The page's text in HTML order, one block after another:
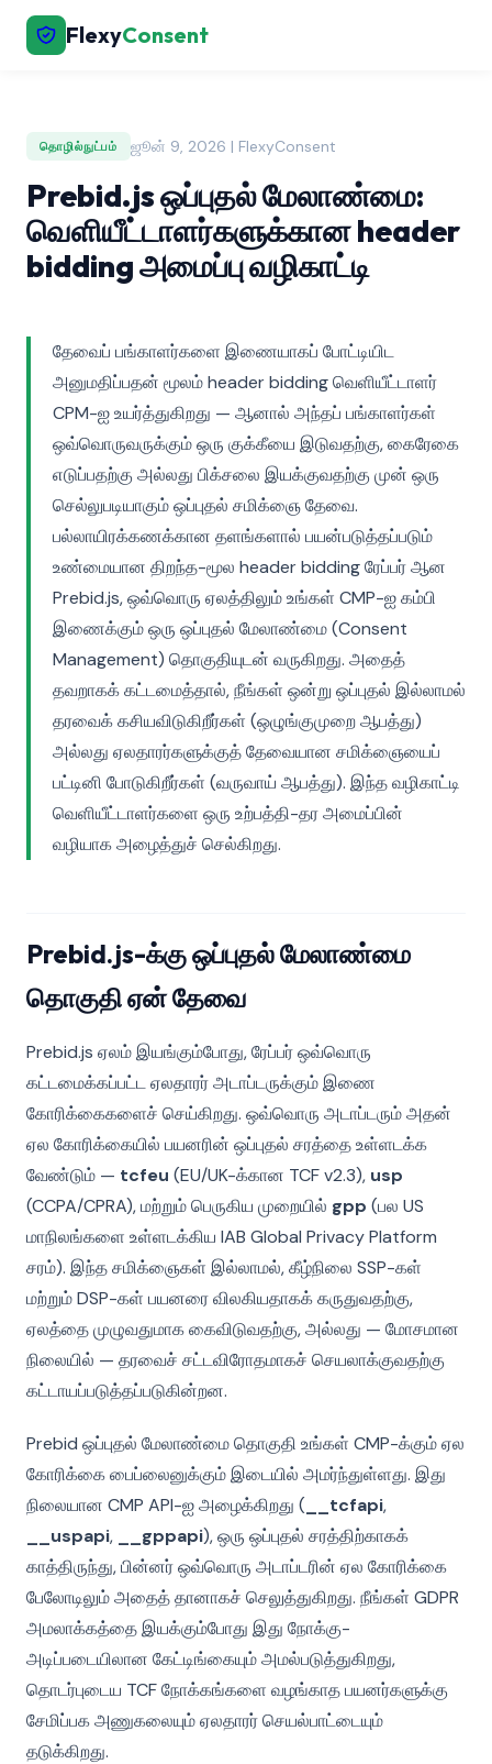
FlexyConsent
தொழில்நுட்பம் ஜூன் 9, 2026 | FlexyConsent
Prebid.js ஒப்புதல் மேலாண்மை:
வெளியீட்டாளர்களுக்கான header
bidding அமைப்பு வழிகாட்டி
தேவைப் பங்காளர்களை இணையாகப் போட்டியிட
அனுமதிப்பதன் மூலம் header bidding வெளியீட்டாளர்
CPM-ஐ உயர்த்துகிறது — ஆனால் அந்தப் பங்காளர்கள்
ஒவ்வொருவருக்கும் ஒரு குக்கீயை இடுவதற்கு, கைரேகை
எடுப்பதற்கு அல்லது பிக்சலை இயக்குவதற்கு முன் ஒரு
செல்லுபடியாகும் ஒப்புதல் சமிக்ஞை தேவை.
பல்லாயிரக்கணக்கான தளங்களால் பயன்படுத்தப்படும்
உண்மையான திறந்த-மூல header bidding ரேப்பர் ஆன
Prebid.js, ஒவ்வொரு ஏலத்திலும் உங்கள் CMP-ஐ கம்பி
இணைக்கும் ஒரு ஒப்புதல் மேலாண்மை (Consent
Management) தொகுதியுடன் வருகிறது. அதைத்
தவறாகக் கட்டமைத்தால், நீங்கள் ஒன்று ஒப்புதல் இல்லாமல்
தரவைக் கசியவிடுகிறீர்கள் (ஒழுங்குமுறை ஆபத்து)
அல்லது ஏலதாரர்களுக்குத் தேவையான சமிக்ஞையைப்
பட்டினி போடுகிறீர்கள் (வருவாய் ஆபத்து). இந்த வழிகாட்டி
வெளியீட்டாளர்களை ஒரு உற்பத்தி-தர அமைப்பின்
வழியாக அழைத்துச் செல்கிறது.
Prebid.js-க்கு ஒப்புதல் மேலாண்மை
தொகுதி ஏன் தேவை
Prebid.js ஏலம் இயங்கும்போது, ரேப்பர் ஒவ்வொரு
கட்டமைக்கப்பட்ட ஏலதாரர் அடாப்டருக்கும் இணை
கோரிக்கைகளைச் செய்கிறது. ஒவ்வொரு அடாப்டரும் அதன்
ஏல கோரிக்கையில் பயனரின் ஒப்புதல் சரத்தை உள்ளடக்க
வேண்டும் — tcfeu (EU/UK-க்கான TCF v2.3), usp
(CCPA/CPRA), மற்றும் பெருகிய முறையில் gpp (பல US
மாநிலங்களை உள்ளடக்கிய IAB Global Privacy Platform
சரம்). இந்த சமிக்ஞைகள் இல்லாமல், கீழ்நிலை SSP-கள்
மற்றும் DSP-கள் பயனரை விலகியதாகக் கருதுவதற்கு,
ஏலத்தை முழுவதுமாக கைவிடுவதற்கு, அல்லது — மோசமான
நிலையில் — தரவைச் சட்டவிரோதமாகச் செயலாக்குவதற்கு
கட்டாயப்படுத்தப்படுகின்றன.
Prebid ஒப்புதல் மேலாண்மை தொகுதி உங்கள் CMP-க்கும் ஏல
கோரிக்கை பைப்லைனுக்கும் இடையில் அமர்ந்துள்ளது. இது
நிலையான CMP API-ஐ அழைக்கிறது ( __tcfapi,
__uspapi, __gppapi), ஒரு ஒப்புதல் சரத்திற்காகக்
காத்திருந்து, பின்னர் ஒவ்வொரு அடாப்டரின் ஏல கோரிக்கை
பேலோடிலும் அதைத் தானாகச் செலுத்துகிறது. நீங்கள் GDPR
அமலாக்கத்தை இயக்கும்போது இது நோக்கு-
அடிப்படையிலான கேட்டிங்கையும் அமல்படுத்துகிறது,
தொடர்புடைய TCF நோக்கங்களை வழங்காத பயனர்களுக்கு
சேமிப்பக அணுகலையும் ஏலதாரர் செயல்பாட்டையும்
தடுக்கிறது.